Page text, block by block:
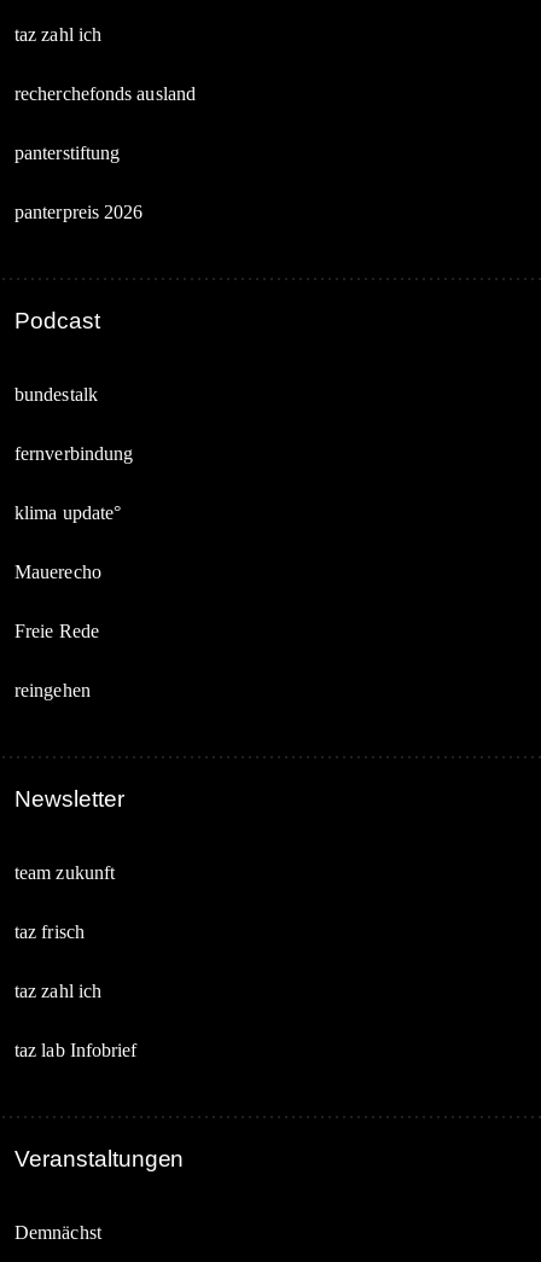
taz zahl ich
recherchefonds ausland
panterstiftung
panterpreis 2026
Podcast
bundestalk
fernverbindung
klima update°
Mauerecho
Freie Rede
reingehen
Newsletter
team zukunft
taz frisch
taz zahl ich
taz lab Infobrief
Veranstaltungen
Demnächst